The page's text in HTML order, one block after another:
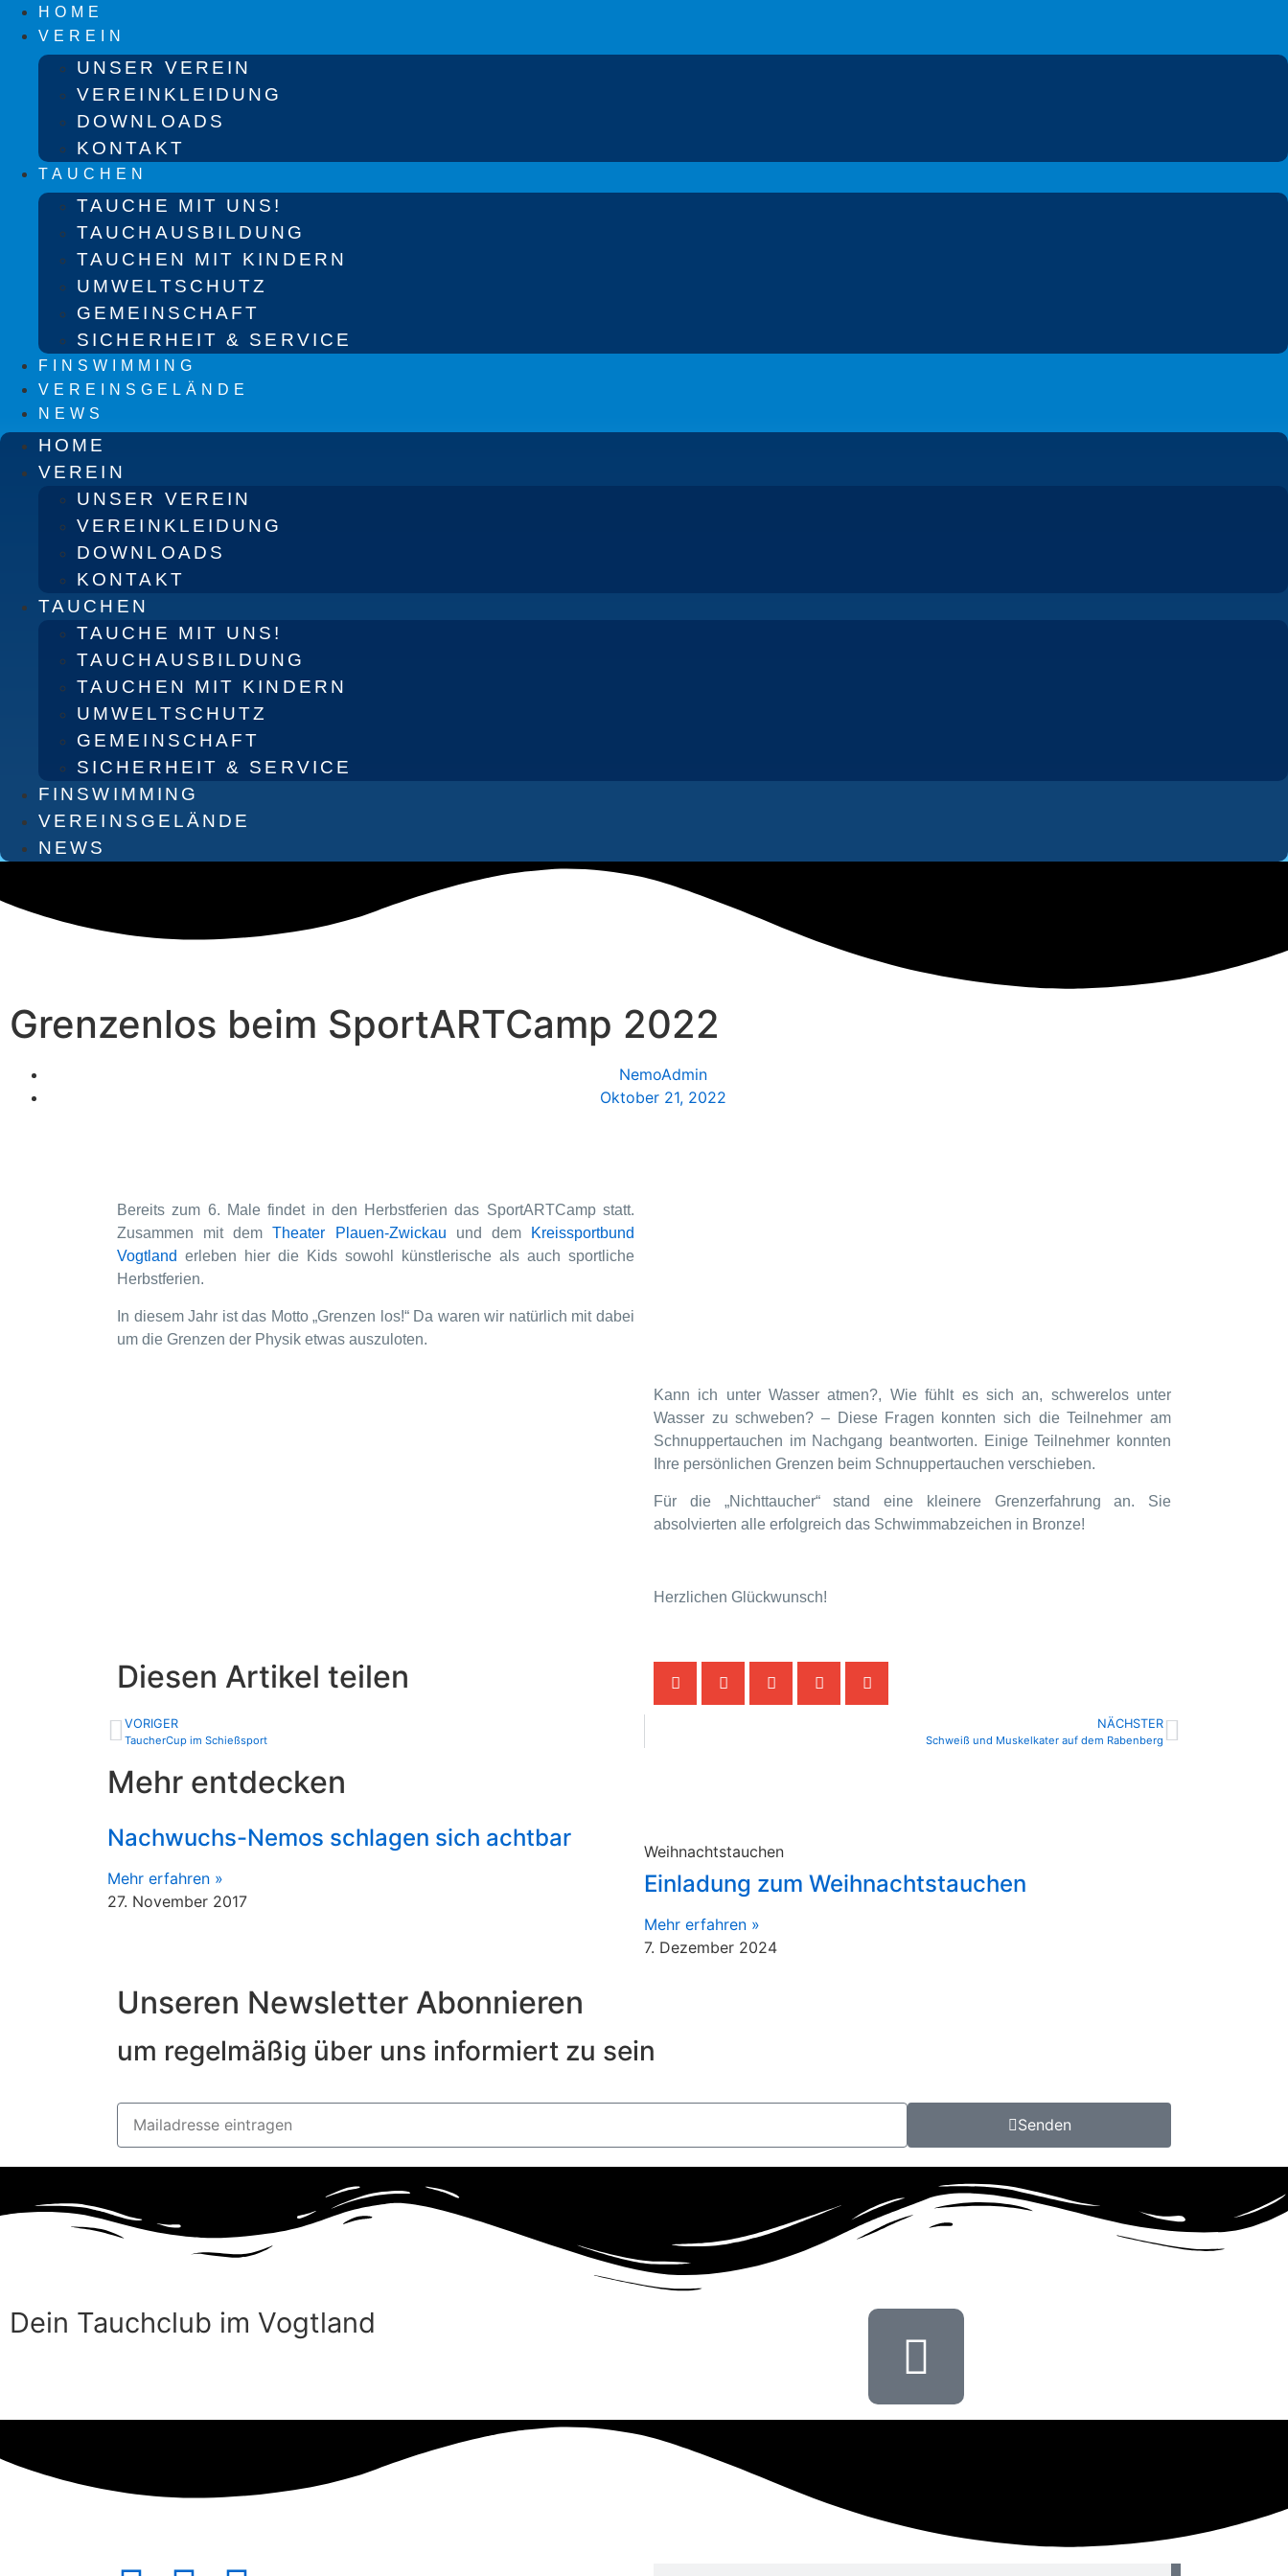
HOME
VEREIN
UNSER VEREIN
VEREINKLEIDUNG
DOWNLOADS
KONTAKT
TAUCHEN
TAUCHE MIT UNS!
TAUCHAUSBILDUNG
TAUCHEN MIT KINDERN
UMWELTSCHUTZ
GEMEINSCHAFT
SICHERHEIT & SERVICE
FINSWIMMING
VEREINSGELÄNDE
NEWS
HOME
VEREIN
UNSER VEREIN
VEREINKLEIDUNG
DOWNLOADS
KONTAKT
TAUCHEN
TAUCHE MIT UNS!
TAUCHAUSBILDUNG
TAUCHEN MIT KINDERN
UMWELTSCHUTZ
GEMEINSCHAFT
SICHERHEIT & SERVICE
FINSWIMMING
VEREINSGELÄNDE
NEWS
Grenzenlos beim SportARTCamp 2022
NemoAdmin
Oktober 21, 2022
Bereits zum 6. Male findet in den Herbstferien das SportARTCamp statt.
Zusammen mit demTheater Plauen-Zwickau und dem
Kreissportbund
Vogtland erleben hier die Kids sowohl künstlerische als auch sportliche
Herbstferien.
In diesem Jahr ist das Motto „Grenzen los!“ Da waren wir natürlich mit dabei
um die Grenzen der Physik etwas auszuloten.
Kann ich unter Wasser atmen?, Wie fühlt es sich an, schwerelos unter
Wasser zu schweben? – Diese Fragen konnten sich die Teilnehmer am
Schnuppertauchen im Nachgang beantworten. Einige Teilnehmer konnten
Ihre persönlichen Grenzen beim Schnuppertauchen verschieben.
Für die „Nichttaucher“ stand eine kleinere Grenzerfahrung an. Sie
absolvierten alle erfolgreich das Schwimmabzeichen in Bronze!
Herzlichen Glückwunsch!
Diesen Artikel teilen
VORIGER
TaucherCup im Schießsport
NÄCHSTER
Schweiß und Muskelkater auf dem Rabenberg
Mehr entdecken
Nachwuchs-Nemos schlagen sich achtbar
Mehr erfahren »
27. November 2017
Weihnachtstauchen
Einladung zum Weihnachtstauchen
Mehr erfahren »
7. Dezember 2024
Unseren Newsletter Abonnieren
um regelmäßig über uns informiert zu sein
Senden
Dein Tauchclub im Vogtland